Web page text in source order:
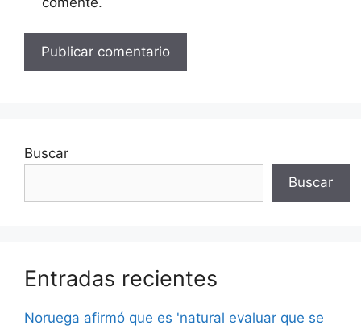
Buscar
Buscar
Entradas recientes
Noruega afirmó que es 'natural evaluar que se